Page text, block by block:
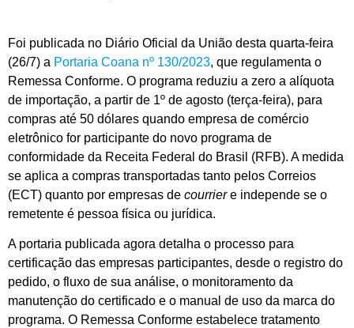
Foi publicada no Diário Oficial da União desta quarta-feira
(26/7) a Portaria Coana nº 130/2023, que regulamenta o
Remessa Conforme. O programa reduziu a zero a alíquota
de importação, a partir de 1º de agosto (terça-feira), para
compras até 50 dólares quando empresa de comércio
eletrônico for participante do novo programa de
conformidade da Receita Federal do Brasil (RFB). A medida
se aplica a compras transportadas tanto pelos Correios
(ECT) quanto por empresas de courriere independe se o
remetente é pessoa física ou jurídica.
A portaria publicada agora detalha o processo para
certificação das empresas participantes, desde o registro do
pedido, o fluxo de sua análise, o monitoramento da
manutenção do certificado e o manual de uso da marca do
programa. O Remessa Conforme estabelece tratamento